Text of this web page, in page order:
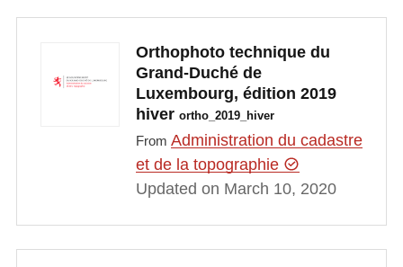
Orthophoto technique du
Grand-Duché de
Luxembourg, édition 2019
hiver ortho_2019_hiver
From Administration du cadastre
et de la topographie
Updated on March 10, 2020